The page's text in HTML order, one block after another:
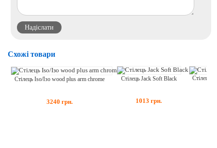
Схожі товари
Стілець Iso/Ізо wood plus arm chrome
3240 грн.
Стілець Jack Soft Black
1013 грн.
Стілець